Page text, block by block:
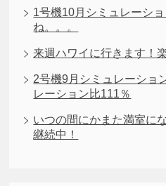
1号機10月シミュレーシ
ね。。。
来週ハワイに行きます！
2号機9月シミュレーショ
レーション比111％
いつの間にかまた満室に
継続中！